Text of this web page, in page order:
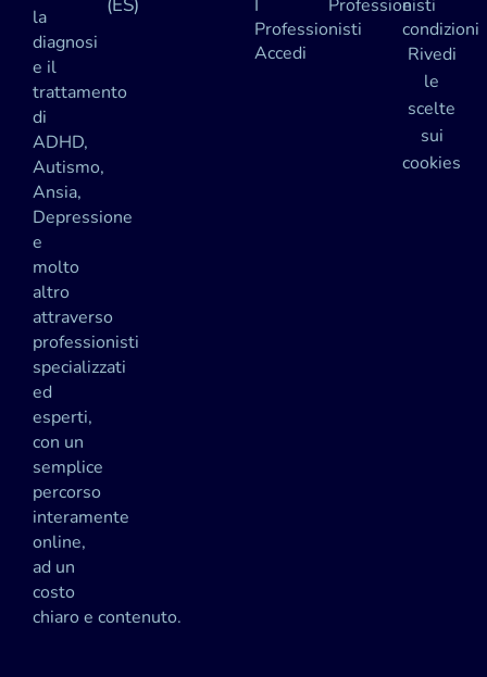
la
diagnosi
e il
trattamento
di
ADHD,
Autismo,
Ansia,
Depressione
e
molto
altro
attraverso
professionisti
specializzati
ed
esperti,
con un
semplice
percorso
interamente
online,
ad un
costo
chiaro e contenuto.
I
Professionisti
Accedi
Professionisti
e
condizioni
Rivedi
le
scelte
sui
cookies